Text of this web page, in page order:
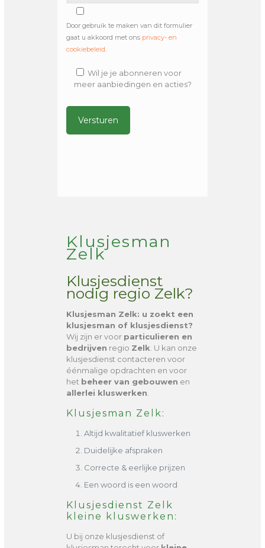
Door gebruik te maken van dit formulier
gaat u akkoord met ons privacy- en
cookiebeleid.
Wil je je abonneren voor
meer aanbiedingen en acties?
Klusjesman
Zelk
Klusjesdienst
nodig regio Zelk?
Klusjesman Zelk: u zoekt een
klusjesman of klusjesdienst?
Wij zijn er voor particulieren en
bedrijven regio Zelk . U kan onze
klusjesdienst contacteren voor
éénmalige opdrachten en voor
het beheer van gebouwen en
allerlei kluswerken
Klusjesman Zelk:
Altijd kwalitatief kluswerken
Duidelijke afspraken
Correcte & eerlijke prijzen
Een woord is een woord
Klusjesdienst Zelk
kleine kluswerken:
U bij onze klusjesdienst of